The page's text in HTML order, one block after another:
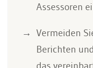
Assessoren
Vermeiden
Berichten
das